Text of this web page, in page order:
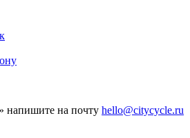
» напишите на почту hello@citycycle.ru